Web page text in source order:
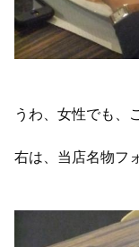
うわ、女性でも、
右は、当店名物フ